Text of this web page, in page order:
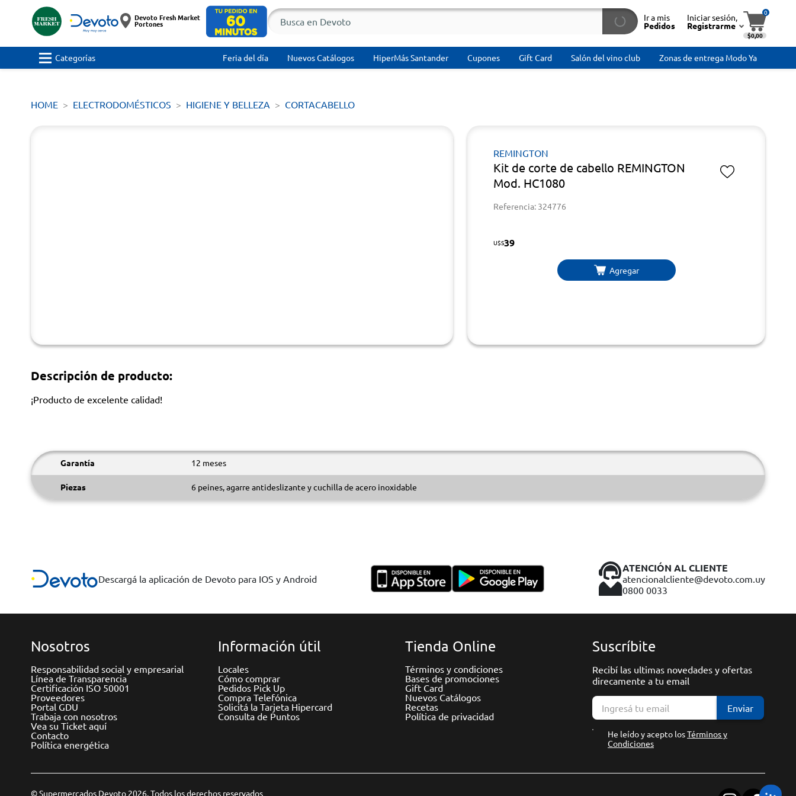
Devoto Fresh Market
Portones
Ir a mis
Pedidos
Iniciar sesión,
Registrarme
0
$0,00
Categorías Feria del día Nuevos Catálogos HiperMás Santander Cupones Gift Card Salón del vino club Zonas de entrega Modo Ya
HOME ELECTRODOMÉSTICOS HIGIENE Y BELLEZA CORTACABELLO
REMINGTON
Kit de corte de cabello REMINGTON
Mod. HC1080
Referencia: 324776
U$S39
Agregar
Descripción de producto:
¡Producto de excelente calidad!
Garantía 12 meses
Piezas 6 peines, agarre antideslizante y cuchilla de acero inoxidable
Descargá la aplicación de Devoto para IOS y Android
ATENCIÓN AL CLIENTE
atencionalcliente@devoto.com.uy
0800 0033
Nosotros
Responsabilidad social y empresarial
Línea de Transparencia
Certificación ISO 50001
Proveedores
Portal GDU
Trabaja con nosotros
Vea su Ticket aquí
Contacto
Política energética
Información útil
Locales
Cómo comprar
Pedidos Pick Up
Compra Telefónica
Solicitá la Tarjeta Hipercard
Consulta de Puntos
Tienda Online
Términos y condiciones
Bases de promociones
Gift Card
Nuevos Catálogos
Recetas
Política de privacidad
Suscríbite
Recibí las ultimas novedades y ofertas
direcamente a tu email
Enviar
He leído y acepto losTérminos y
Condiciones
© Supermercados Devoto 2026. Todos los derechos reservados